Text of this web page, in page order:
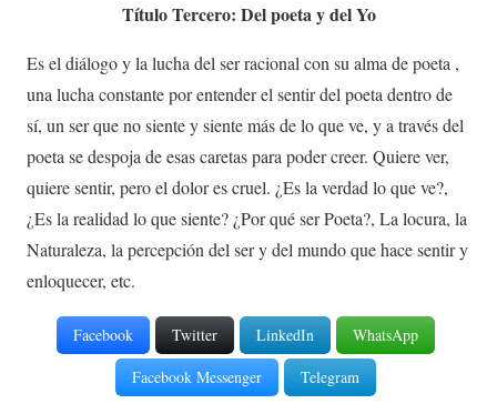
Título Tercero: Del poeta y del Yo
Es el diálogo y la lucha del ser racional con su alma de poeta ,
una lucha constante por entender el sentir del poeta dentro de
sí, un ser que no siente y siente más de lo que ve, y a través del
poeta se despoja de esas caretas para poder creer. Quiere ver,
quiere sentir, pero el dolor es cruel. ¿Es la verdad lo que ve?,
¿Es la realidad lo que siente? ¿Por qué ser Poeta?, La locura, la
Naturaleza, la percepción del ser y del mundo que hace sentir y
enloquecer, etc.
Facebook Twitter LinkedIn
WhatsApp
Facebook Messenger
Telegram